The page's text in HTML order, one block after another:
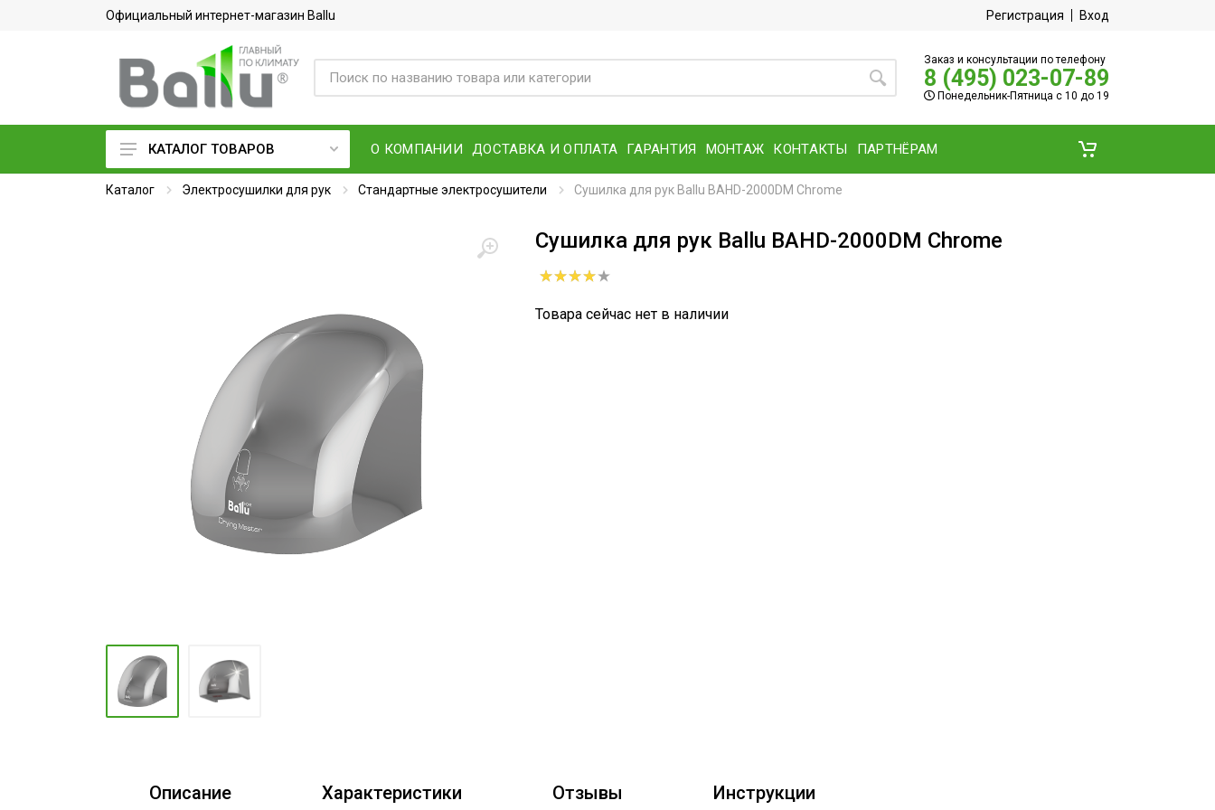
Официальный интернет-магазин Ballu Регистрация Вход
Заказ и консультации по телефону
8 (495) 023-07-89
Понедельник-Пятница с 10 до 19
Кондиционеры воздуха
Тепловое оборудование
Электросушилки для рук
Промышленные кондиционеры
КАТАЛОГ ТОВАРОВ О КОМПАНИИ ДОСТАВКА И ОПЛАТА ГАРАНТИЯ МОНТАЖ КОНТАКТЫ ПАРТНЁРАМ
Каталог Электросушилки для рук Стандартные электросушители Сушилка для рук Ballu BAHD-2000DM Chrome
Сушилка для рук Ballu BAHD-2000DM Chrome
Товара сейчас нет в наличии
Описание Характеристики Отзывы Инструкции